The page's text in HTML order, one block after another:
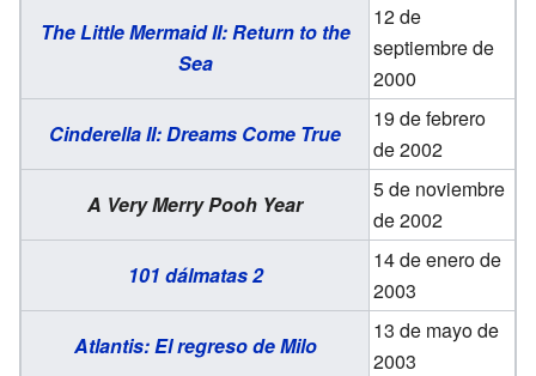
The Little Mermaid II: Return to the
Sea
12 de
septiembre de
2000
Cinderella II: Dreams Come True
19 de febrero
de 2002
A Very Merry Pooh Year
5 de noviembre
de 2002
101 dálmatas 2
14 de enero de
2003
Atlantis: El regreso de Milo
13 de mayo de
2003